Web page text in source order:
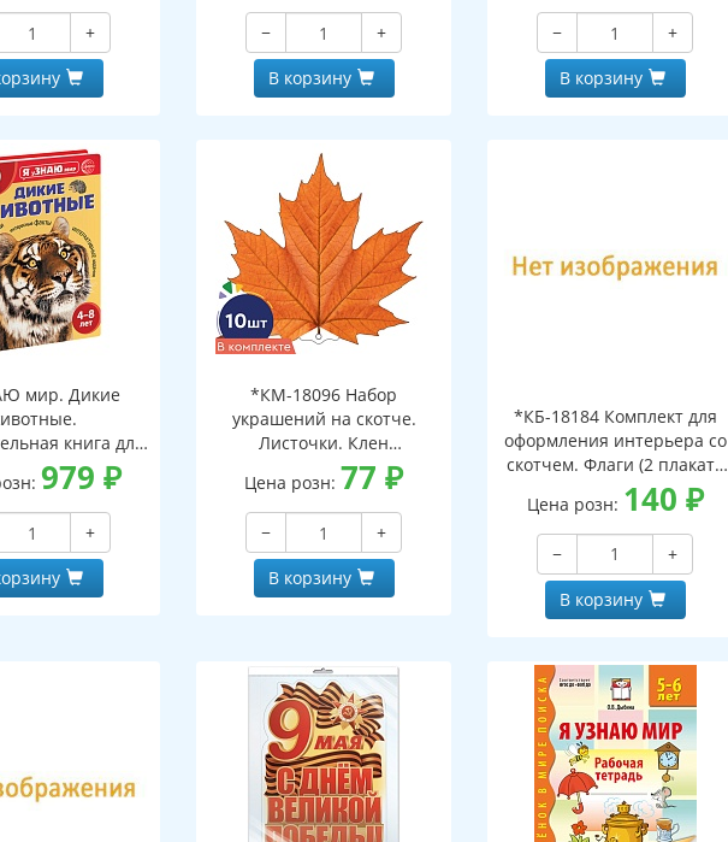
+
−
+
В корзину
−
+
В корзину
мир. Дикие
книга для
4-8 лет
979 ₽
+
*КМ-18096 Набор
украшений на скотче.
Листочки. Клен
наборе, двухсторонний,
ВД-лак)
Цена розн: 77₽
−
+
В корзину
*КБ-18184 Комплект для
оформления интерьера со
скотчем. Флаги (2 плаката
А3)
Цена розн: 140 ₽
−
+
В корзину